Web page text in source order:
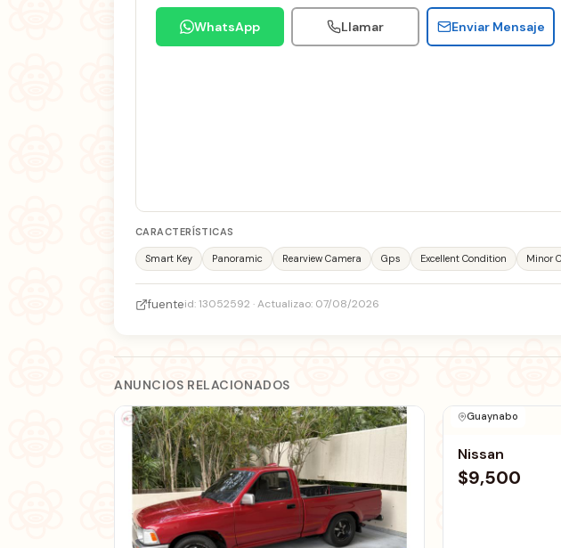
WhatsApp Llamar Enviar Mensaje
CARACTERÍSTICAS
Smart Key Panoramic Rearview Camera Gps Excellent Condition Minor
fuenteid: 13052592 · Actualizao: 07/08/2026
ANUNCIOS RELACIONADOS
Guaynabo
Nissan
$9,500